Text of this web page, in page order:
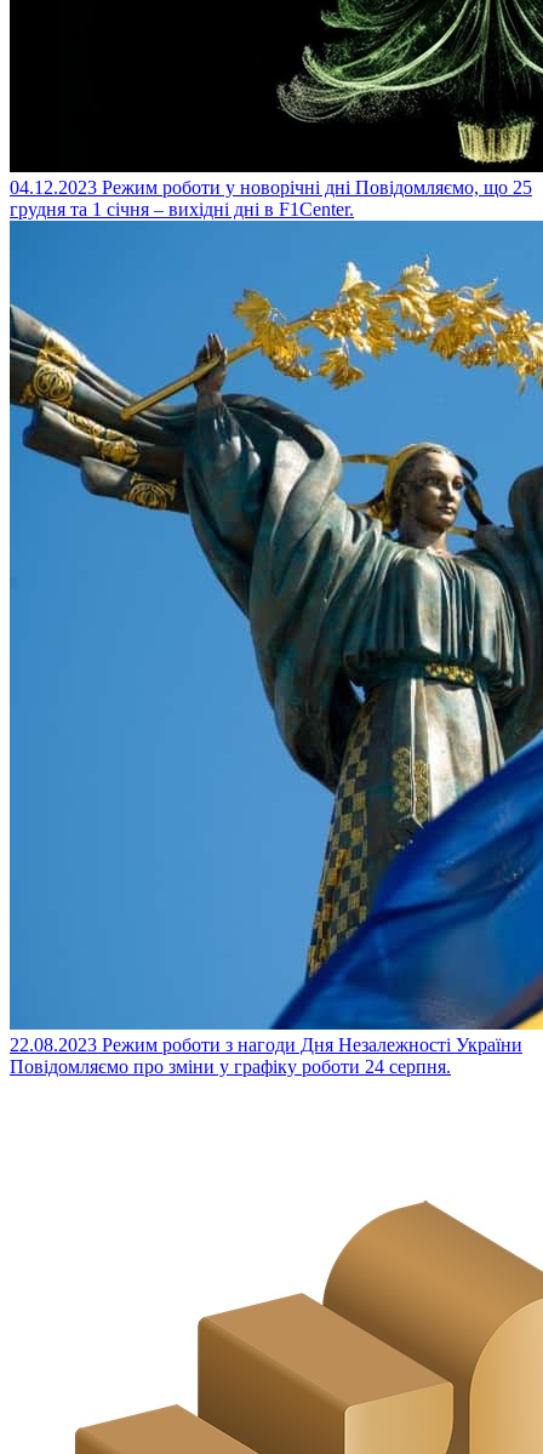
04.12.2023 Режим роботи у новорічні дні Повідомляємо, що 25
грудня та 1 січня – вихідні дні в F1Center.
22.08.2023 Режим роботи з нагоди Дня Незалежності України
Повідомляємо про зміни у графіку роботи 24 серпня.